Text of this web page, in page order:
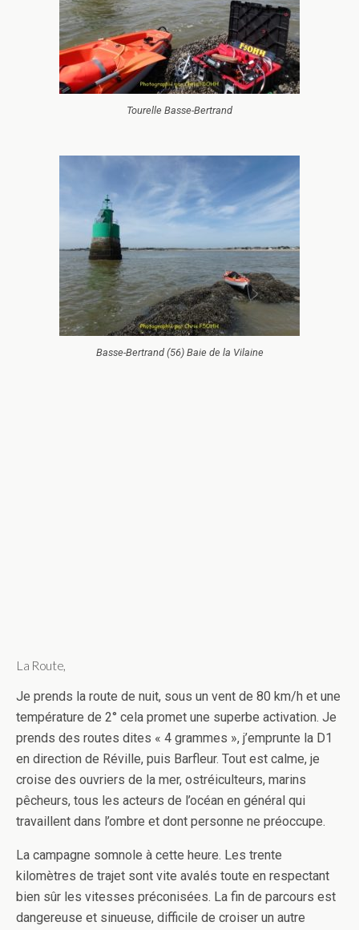
Tourelle Basse-Bertrand
Basse-Bertrand (56) Baie de la Vilaine
La Route,
Je prends la route de nuit, sous un vent de 80 km/h et une
température de 2° cela promet une superbe activation. Je
prends des routes dites « 4 grammes », j’emprunte la D1
en direction de Réville, puis Barfleur. Tout est calme, je
croise des ouvriers de la mer, ostréiculteurs, marins
pêcheurs, tous les acteurs de l’océan en général qui
travaillent dans l’ombre et dont personne ne préoccupe.
La campagne somnole à cette heure. Les trente
kilomètres de trajet sont vite avalés toute en respectant
bien sûr les vitesses préconisées. La fin de parcours est
dangereuse et sinueuse, difficile de croiser un autre